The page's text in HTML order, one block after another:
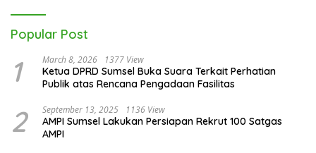
Popular Post
1 March 8, 2026 1377 View
Ketua DPRD Sumsel Buka Suara Terkait Perhatian
Publik atas Rencana Pengadaan Fasilitas
2 September 13, 2025 1136 View
AMPI Sumsel Lakukan Persiapan Rekrut 100 Satgas
AMPI